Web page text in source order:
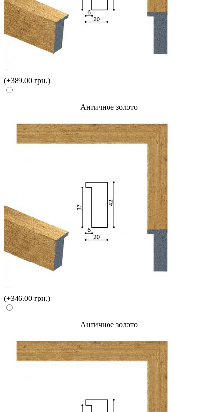
(+389.00 грн.)
Античное золото
(+346.00 грн.)
Античное золото